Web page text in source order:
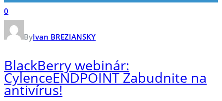
0
ByIvan BREZIANSKY
BlackBerry webinár:
CylenceENDPOINT Zabudnite na
antivírus!